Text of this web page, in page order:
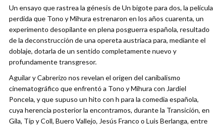
Un ensayo que rastrea la génesis de Un bigote para dos, la película
perdida que Tono y Mihura estrenaron en los años cuarenta, un
experimento desopilante en plena posguerra española, resultado
de la deconstrucción de una opereta austriaca para, mediante el
doblaje, dotarla de un sentido completamente nuevo y
profundamente transgresor.
Aguilar y Cabrerizo nos revelan el origen del canibalismo
cinematográfico que enfrentó a Tono y Mihura con Jardiel
Poncela, y que supuso un hito con h para la comedia española,
cuya herencia posterior la encontramos, durante la Transición, en
Gila, Tip y Coll, Buero Vallejo, Jesús Franco o Luis Berlanga, entre